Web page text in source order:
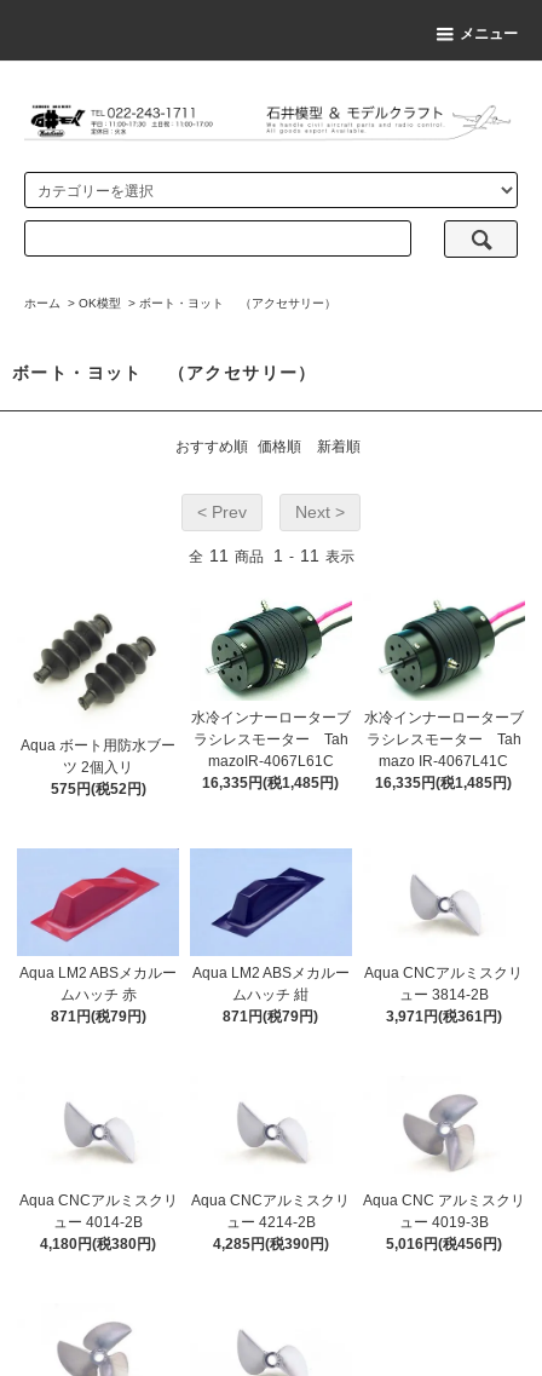
メニュー
ホーム > OK模型 > ボート・ヨット （アクセサリー）
ボート・ヨット （アクセサリー）
おすすめ順 価格順 新着順
< Prev Next >
全 11 商品 1 - 11 表示
Aqua ボート用防水ブー
ツ 2個入リ
575円(税52円)
水冷インナーローターブ
ラシレスモーター Tah
mazoIR-4067L61C
16,335円(税1,485円)
水冷インナーローターブ
ラシレスモーター Tah
mazo IR-4067L41C
16,335円(税1,485円)
Aqua LM2 ABSメカルー
ムハッチ 赤
871円(税79円)
Aqua LM2 ABSメカルー
ムハッチ 紺
871円(税79円)
Aqua CNCアルミスクリ
ュー 3814-2B
3,971円(税361円)
Aqua CNCアルミスクリ
ュー 4014-2B
4,180円(税380円)
Aqua CNCアルミスクリ
ュー 4214-2B
4,285円(税390円)
Aqua CNC アルミスクリ
ュー 4019-3B
5,016円(税456円)